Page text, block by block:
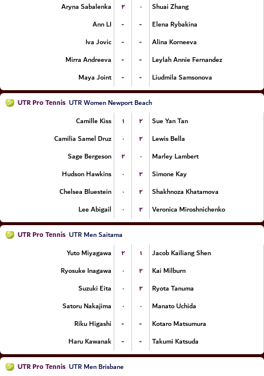
Aryna Sabalenka
۲ ۰
Shuai Zhang
Ann LI
- -
Elena Rybakina
Iva Jovic
- -
Alina Korneeva
Mirra Andreeva
- -
Leylah Annie Fernandez
Maya Joint
- - Liudmila Samsonova
UTR Pro Tennis UTR Women Newport Beach
Camille Kiss
۱ ۲
Sue Yan Tan
Camilia Samel Druz
۰ ۲
Lewis Bella
Sage Bergeson
۲ ۰
Marley Lambert
Hudson Hawkins
۰ ۲
Simone Kay
Chelsea Bluestein
۰ ۲
Shakhnoza Khatamova
Lee Abigail
۰ ۲ Veronica Miroshnichenko
UTR Pro Tennis UTR Men Saitama
Yuto Miyagawa
۲ ۱
Jacob Kailiang Shen
Ryosuke Inagawa
۰ ۲
Kai Milburn
Suzuki Eita
۰ ۲
Ryota Tanuma
Satoru Nakajima
۰ ۰
Manato Uchida
Riku Higashi
- -
Kotaro Matsumura
Haru Kawanak
- - Takumi Katsuda
UTR Pro Tennis UTR Men Brisbane